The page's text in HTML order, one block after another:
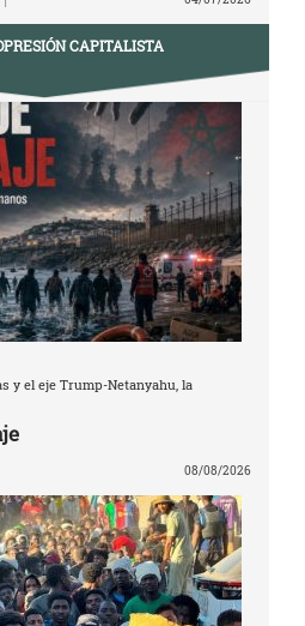
CAPITALISTA
y el eje Trump-Netanyahu, la
08/08/2026